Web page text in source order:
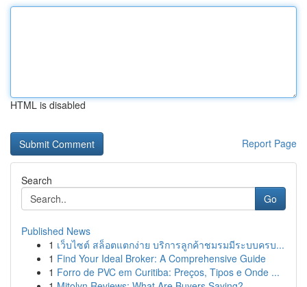
HTML is disabled
Report Page
Search
Go
Published News
1 เว็บไซต์ สล็อตแตกง่าย บริการลูกค้าชมรมมีระบบครบ...
1 Find Your Ideal Broker: A Comprehensive Guide
1 Forro de PVC em Curitiba: Preços, Tipos e Onde ...